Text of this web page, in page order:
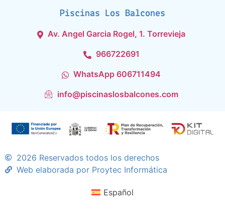
Piscinas Los Balcones
Av. Angel Garcia Rogel, 1. Torrevieja
966722691
WhatsApp 606711494
info@piscinaslosbalcones.com
2026 Reservados todos los derechos
Web elaborada por Proytec Informática
Español